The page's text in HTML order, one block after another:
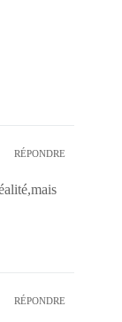
RÉPONDRE
RÉPONDRE